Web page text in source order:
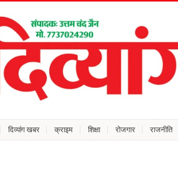
दिव्यांग खबर क्राइम शिक्षा रोजगार राजनीति